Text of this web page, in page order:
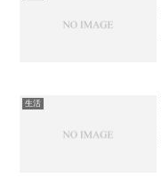
生活